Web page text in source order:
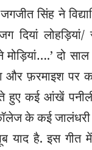
सिंह ने
दियां लोहड़ियां/
दो साल
और फ़रमाइश पर
हुए कई आंखें
के कई जालंधरी
याद है. इस गीत